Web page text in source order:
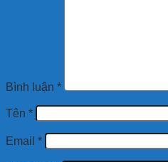
Bình luận *
Tên *
Email *